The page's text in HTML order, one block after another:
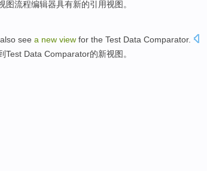
图流程编辑器具有新的引用视图。
also see a new view for the Test Data Comparator.
Test Data Comparator的新视图 。